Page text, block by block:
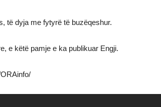
të dyja me fytyrë të buzëqeshur.
e këtë pamje e ka publikuar Engji.